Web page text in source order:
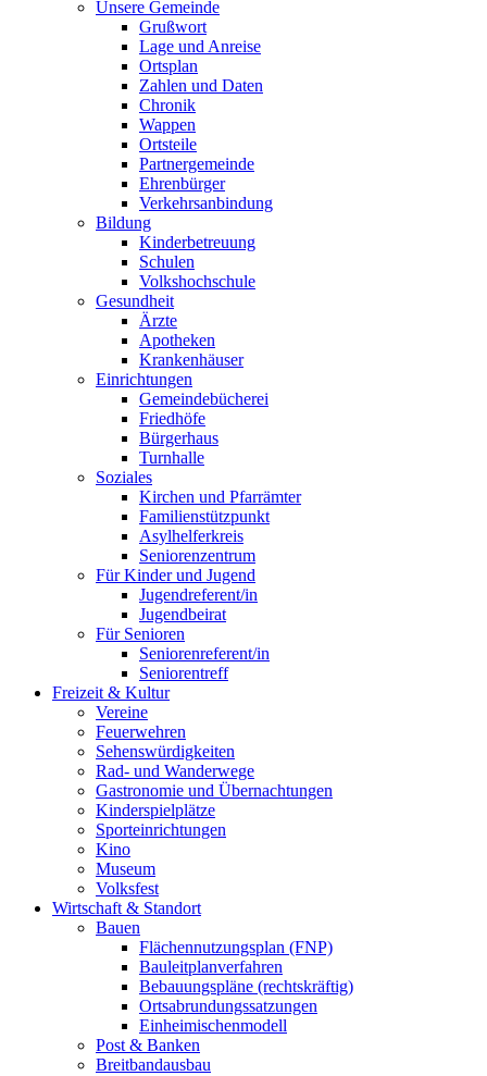
Unsere Gemeinde
Grußwort
Lage und Anreise
Ortsplan
Zahlen und Daten
Chronik
Wappen
Ortsteile
Partnergemeinde
Ehrenbürger
Verkehrsanbindung
Bildung
Kinderbetreuung
Schulen
Volkshochschule
Gesundheit
Ärzte
Apotheken
Krankenhäuser
Einrichtungen
Gemeindebücherei
Friedhöfe
Bürgerhaus
Turnhalle
Soziales
Kirchen und Pfarrämter
Familienstützpunkt
Asylhelferkreis
Seniorenzentrum
Für Kinder und Jugend
Jugendreferent/in
Jugendbeirat
Für Senioren
Seniorenreferent/in
Seniorentreff
Freizeit & Kultur
Vereine
Feuerwehren
Sehenswürdigkeiten
Rad- und Wanderwege
Gastronomie und Übernachtungen
Kinderspielplätze
Sporteinrichtungen
Kino
Museum
Volksfest
Wirtschaft & Standort
Bauen
Flächennutzungsplan (FNP)
Bauleitplanverfahren
Bebauungspläne (rechtskräftig)
Ortsabrundungssatzungen
Einheimischenmodell
Post & Banken
Breitbandausbau